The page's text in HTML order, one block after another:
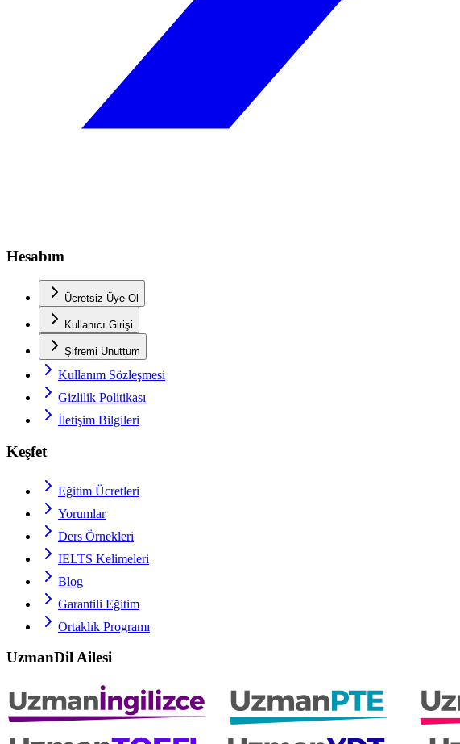
Hesabım
Ücretsiz Üye Ol
Kullanıcı Girişi
Şifremi Unuttum
Kullanım Sözleşmesi
Gizlilik Politikası
İletişim Bilgileri
Keşfet
Eğitim Ücretleri
Yorumlar
Ders Örnekleri
IELTS Kelimeleri
Blog
Garantili Eğitim
Ortaklık Programı
UzmanDil Ailesi